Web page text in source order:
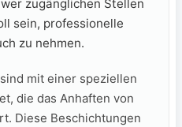
zugänglichen Stellen
sein, professionelle
zu nehmen.
mit​ einer speziellen
‌die das Anhaften von
Diese Beschichtungen